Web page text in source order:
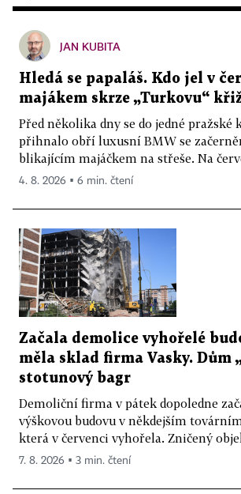
JAN KUBITA
Hledá se papaláš. Kdo jel v
majákem skrze „Turkovu“
Před několika dny se do jedné pražské
přihnalo obří luxusní BMW se
blikajícím majáčkem na střeše. Na
4. 8. 2026 ▪ 6 min. čtení
Začala demolice vyhořelé
měla sklad firma Vasky. Dům
stotunový bagr
Demoliční firma v pátek dopoledne
výškovou budovu v někdejším
která v červenci vyhořela. Zničený
7. 8. 2026 ▪ 3 min. čtení